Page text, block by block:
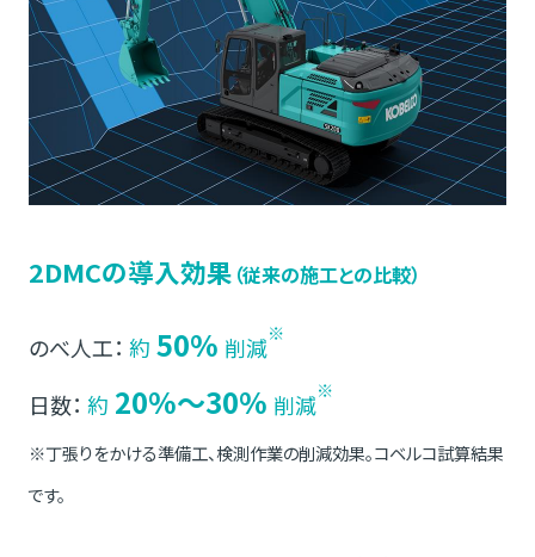
2DMCの導入効果 （従来の施工との比較）
のべ人工： 約 50% 削減※
日数： 約 20%～30% 削減※
※丁張りをかける準備工、検測作業の削減効果。コベルコ試算結果
です。